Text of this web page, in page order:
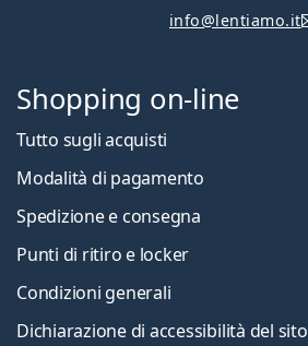
info@lentiamo.it
Shopping on-line
Tutto sugli acquisti
Modalità di pagamento
Spedizione e consegna
Punti di ritiro e locker
Condizioni generali
Dichiarazione di accessibilità del